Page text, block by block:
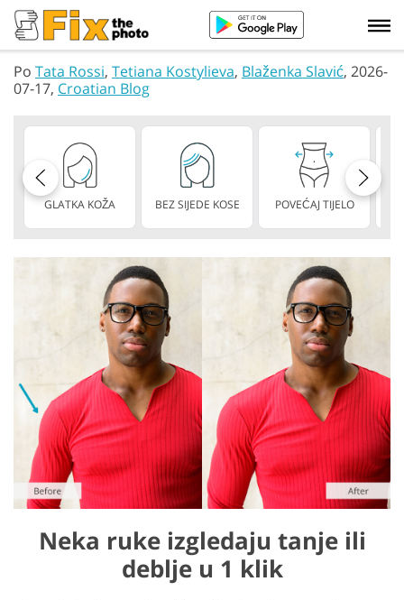
Po Tata Rossi, Tetiana Kostylieva, Blaženka Slavić, 2026-
07-17, Croatian Blog
GLATKA KOŽA BEZ SIJEDE KOSE POVEĆAJ TIJELO
Neka ruke izgledaju tanje ili
deblje u 1 klik